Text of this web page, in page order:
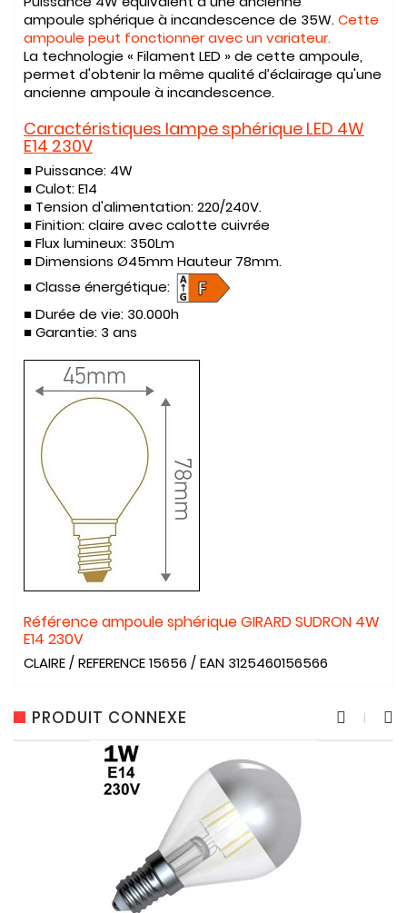
ampoule sphérique à incandescence de 35W.Cette
ampoule peut fonctionner avec un variateur.
La technologie « Filament LED » de cette ampoule,
permet d'obtenir la même qualité d’éclairage qu'une
ancienne ampoule à incandescence.
Caractéristiques lampe sphérique LED 4W
E14 230V
■ Puissance: 4W
■ Culot: E14
■ Tension d'alimentation: 220/240V.
■ Finition: claire avec calotte cuivrée
■ Flux lumineux: 350Lm
■ Dimensions Ø45mm Hauteur 78mm.
■ Classe énergétique:
■ Durée de vie: 30.000h
■Garantie: 3 ans
Référence ampoule sphérique GIRARD SUDRON 4W
E14 230V
CLAIRE / REFERENCE 15656 / EAN 3125460156566
PRODUIT CONNEXE